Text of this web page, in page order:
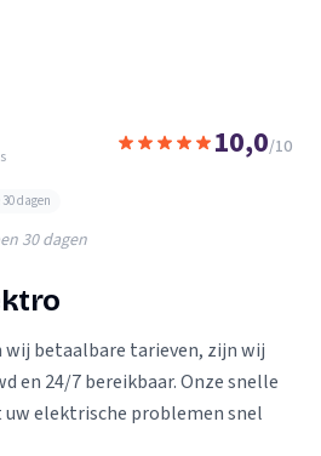
10,0/10
dagen
30 dagen
wij betaalbare tarieven, zijn wij
en 24/7 bereikbaar. Onze snelle
elektrische problemen snel